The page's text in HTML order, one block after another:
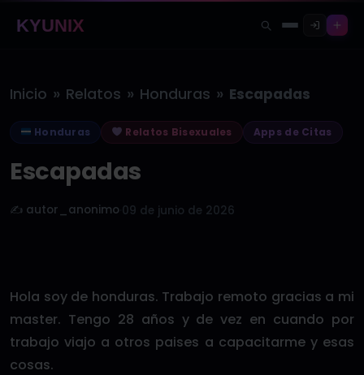
KYUNIX
Inicio » Relatos » Honduras » Escapadas
Honduras Relatos Bisexuales Apps de Citas
Escapadas
✍️ autor_anonimo 09 de junio de 2026
Hola soy de honduras. Trabajo remoto gracias a mi
master. Tengo 28 años y de vez en cuando por
trabajo viajo a otros paises a capacitarme y esas
cosas.